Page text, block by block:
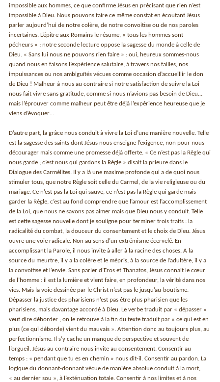
impossible aux hommes, ce que confirme Jésus en précisant que rien n’est
impossible à Dieu. Nous pouvons faire ce même constat en écoutant Jésus
parler aujourd’hui de notre colère, de notre convoitise ou de nos paroles
incertaines. L’épitre aux Romains le résume, « tous les hommes sont
pécheurs » ; notre seconde lecture oppose la sagesse du monde à celle de
Dieu. « Sans lui nous ne pouvons rien faire » : oui, heureux sommes-nous
quand nous en faisons l’expérience salutaire, à travers nos failles, nos
impuissances ou nos ambiguïtés vécues comme occasion d’accueillir le don
de Dieu ! Malheur à nous au contraire si notre satisfaction de suivre la Loi
nous fait vivre sans gratitude, comme si nous n’avions pas besoin de Dieu…
mais l’éprouver comme malheur peut être déjà l’expérience heureuse que je
viens d’évoquer…
D’autre part, la grâce nous conduit à vivre la Loi d’une manière nouvelle. Telle
est la sagesse des saints dont Jésus nous enseigne l’exigence, non pour nous
décourager mais comme une promesse déjà offerte. « Ce n’est pas la Règle qui
nous garde ; c’est nous qui gardons la Règle » disait la prieure dans le
Dialogue des Carmélites. Il y a là une maxime profonde qui a de quoi nous
stimuler tous, que notre Règle soit celle du Carmel, de la vie religieuse ou du
mariage. Ce n’est pas la Loi qui sauve, ce n’est pas la Règle qui garde mais
garder la Règle, c’est au fond comprendre que l’amour est l’accomplissement
de la Loi, que nous ne savons pas aimer mais que Dieu nous y conduit. Telle
est cette sagesse nouvelle dont je souligne pour terminer trois traits : la
radicalité du combat, la douceur du consentement et le choix de Dieu. Jésus
ouvre une voie radicale. Non au sens d’un extrémisme écervelé. En
accomplissant la Parole, il nous invite à aller à la racine des choses. A la
source du meurtre, il y a la colère et le mépris, à la source de l’adultère, il y a
la convoitise et l’envie. Sans parler d’Eros et Thanatos, Jésus connait le cœur
de l’homme : il est la lumière et vient faire, en profondeur, la vérité dans nos
vies. Mais la voie dessinée par le Christ n’est pas le jusqu’au-boutisme.
Dépasser la justice des pharisiens n’est pas être plus pharisien que les
pharisiens, mais davantage accordé à Dieu. Le verbe traduit par « dépasser »
veut dire déborder ; on le retrouve à la fin du texte traduit par « ce qui est en
plus (ce qui déborde) vient du mauvais ». Attention donc au toujours plus, au
perfectionnisme. Il s’y cache un manque de perspective et souvent de
l’orgueil. Jésus au contraire nous invite au consentement. Consentir au
temps : « pendant que tu es en chemin » nous dit-il. Consentir au pardon. La
logique du donnant-donnant vécue de manière absolue conduit à la mort,
« au dernier sou », à l’exténuation totale. Consentir à nos limites et à nos